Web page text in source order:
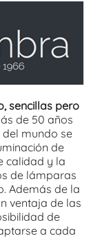
sencillas pero
de 50 años
mundo se
de
calidad y la
de lámparas
Además de la
ventaja de las
de
a cada